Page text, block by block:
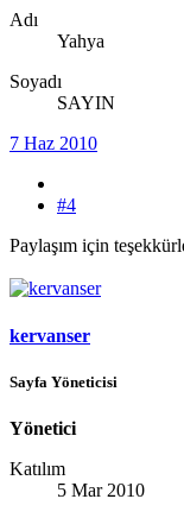
Adı
Yahya
Soyadı
SAYIN
7 Haz 2010
#4
Paylaşım için
kervanser
Sayfa Yöneticisi
Yönetici
Katılım
5 Mar 2010